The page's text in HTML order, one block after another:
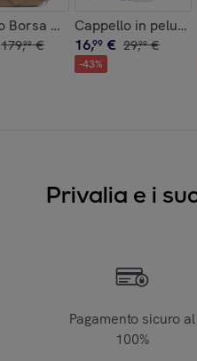
Borsa a spalla Donna. Pelle
179,99 €
Cappello in
16,99 € 29,99 €
-43%
Privalia e i
Pagamento sicuro al
100%